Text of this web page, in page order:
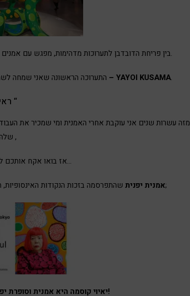
בין פריחת הדובדבן לתערוכות מדהימות, מפגש עם אמנים יפנים, מדובר בביקור באי שכולו אמנות מרגשת מאוד.
התערוכה הראשונה שאני שמחה האמנית היפנית יאיוי קוסמה – YAYOI KUSAMA.
ראיון ברדיו ” כאן תרבות “
מזה עשרות שנים אני עוקבת אחרי האמנית ומי שמכיר את
שלה ,
אז בואו אקח אותכם לסיור קצר בתערוכה…
YAYOI KUSAMA אמנית יפניתשהתפרסמה בזכות הנקודות האינסופיות, הצבעוניות, השמחה והאופטימיות;
יאיוי קוסמה היא אמנית וסופרת יפנית שחצתה את גבולות ארצה!